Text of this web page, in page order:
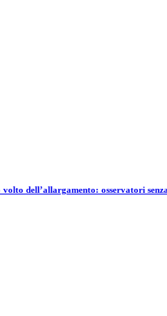
dell’allargamento: osservatori